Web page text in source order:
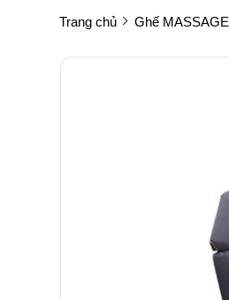
Trang chủ Ghế MASSAGE